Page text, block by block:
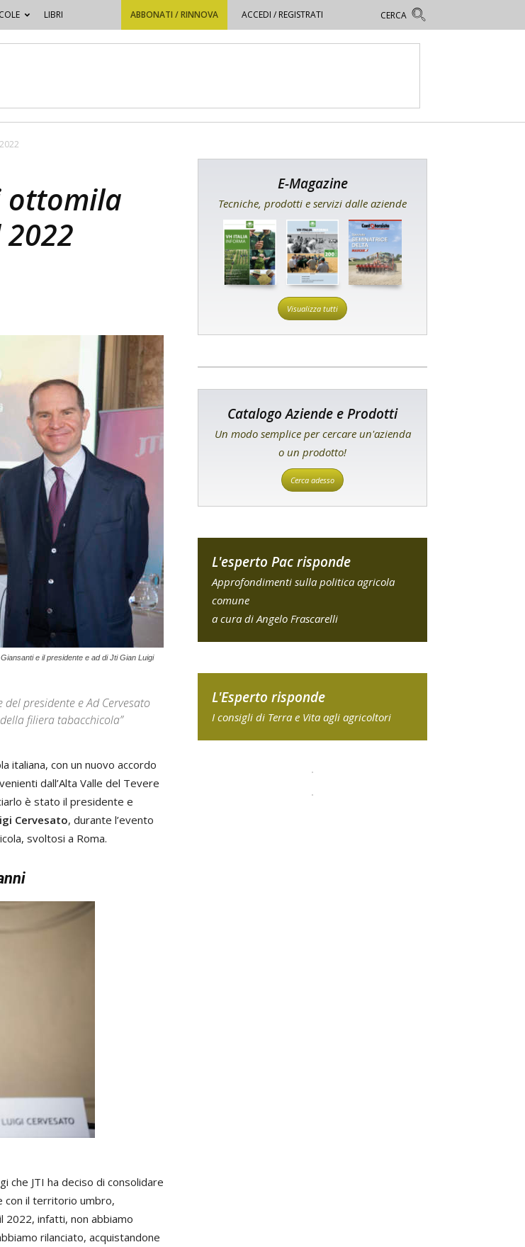
LIBRI ABBONATI / RINNOVA ACCEDI / REGISTRATI
ottomila
e il presidente e ad di Jti Gian Luigi
presidente e Ad Cervesato
filiera tabacchicola”
italiana, con un nuovo accordo
dall’Alta Valle del Tevere
è stato il presidente e
Cervesato, durante l’evento
svoltosi a Roma.
che JTI ha deciso di consolidare
con il territorio umbro,
2022, infatti, non abbiamo
rilanciato, acquistandone
E-Magazine
Tecniche, prodotti e servizi dalle aziende
Visualizza tutti
Catalogo Aziende e Prodotti
Un modo semplice per cercare un'azienda
o un prodotto!
Cerca adesso
L'esperto Pac risponde
Approfondimenti sulla politica agricola
comune
a cura di Angelo Frascarelli
L'Esperto risponde
I consigli di Terra e Vita agli agricoltori